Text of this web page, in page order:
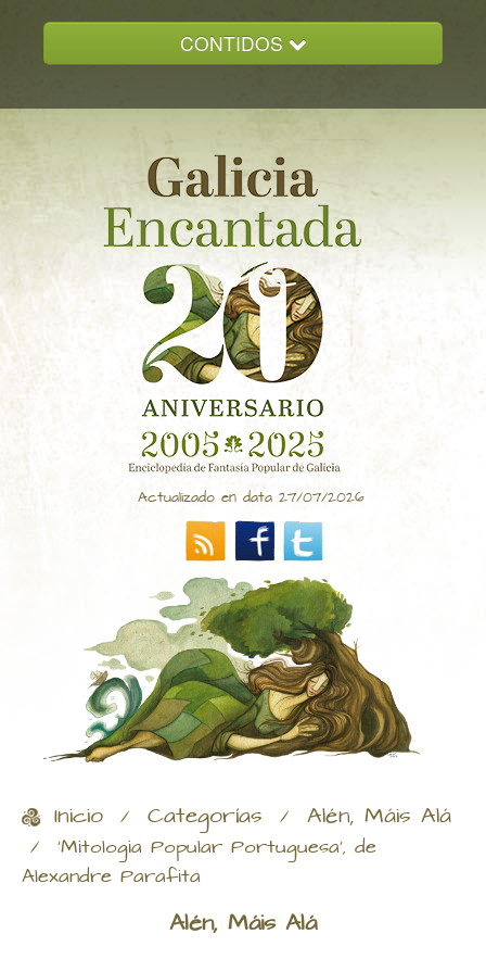
CONTIDOS
GALICIA ENCANTADA
DOCUMENTACION
NOVAS
CONTACTO
Actualizado en data 27/07/2026
Inicio / Categorías / Alén, Máis Alá
/ 'Mitologia Popular Portuguesa', de
Alexandre Parafita
Alén, Máis Alá